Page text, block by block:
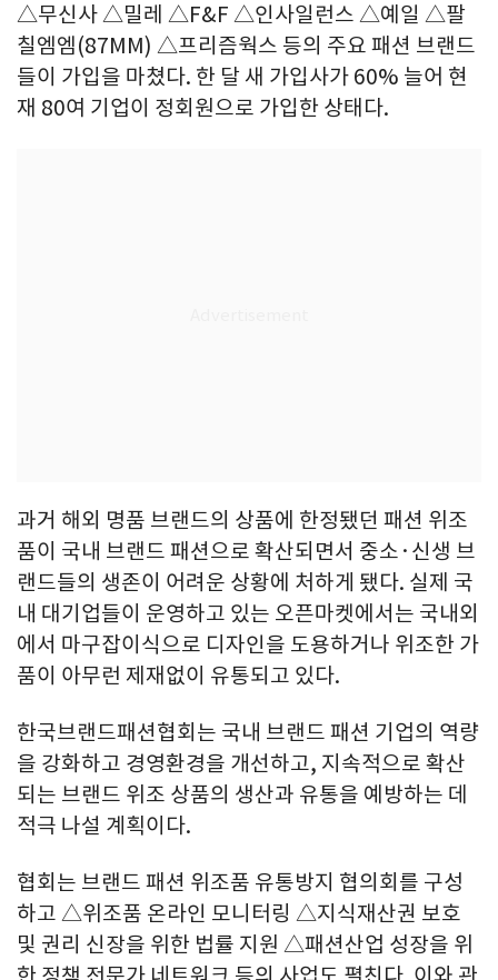
△무신사 △밀레 △F&F △인사일런스 △예일 △팔
칠엠엠(87MM) △프리즘웍스 등의 주요 패션 브랜드
들이 가입을 마쳤다. 한 달 새 가입사가 60% 늘어 현
재 80여 기업이 정회원으로 가입한 상태다.
과거 해외 명품 브랜드의 상품에 한정됐던 패션 위조
품이 국내 브랜드 패션으로 확산되면서 중소·신생 브
랜드들의 생존이 어려운 상황에 처하게 됐다. 실제 국
내 대기업들이 운영하고 있는 오픈마켓에서는 국내외
에서 마구잡이식으로 디자인을 도용하거나 위조한 가
품이 아무런 제재없이 유통되고 있다.
한국브랜드패션협회는 국내 브랜드 패션 기업의 역량
을 강화하고 경영환경을 개선하고, 지속적으로 확산
되는 브랜드 위조 상품의 생산과 유통을 예방하는 데
적극 나설 계획이다.
협회는 브랜드 패션 위조품 유통방지 협의회를 구성
하고 △위조품 온라인 모니터링 △지식재산권 보호
및 권리 신장을 위한 법률 지원 △패션산업 성장을 위